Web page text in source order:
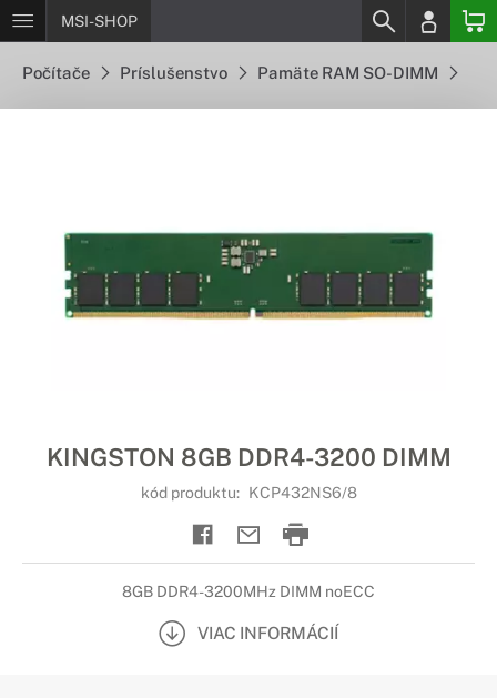
MSI-SHOP
Počítače Príslušenstvo Pamäte RAM SO-DIMM
KINGSTON 8GB DDR4-3200 DIMM
kód produktu: KCP432NS6/8
8GB DDR4-3200MHz DIMM noECC
VIAC INFORMÁCIÍ